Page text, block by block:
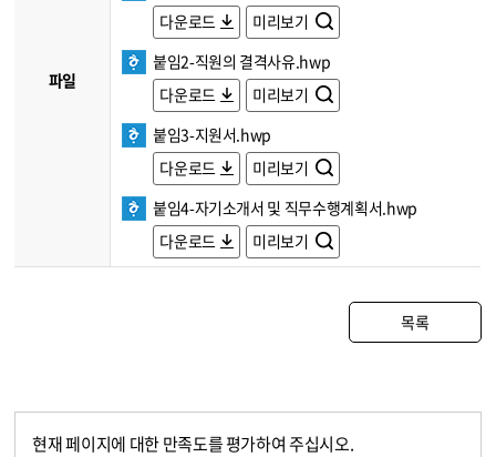
파일
다운로드
미리보기
붙임2-직원의 결격사유.hwp
다운로드
미리보기
붙임3-지원서.hwp
다운로드
미리보기
붙임4-자기소개서 및 직무수행계획서.hwp
다운로드
미리보기
목록
현재 페이지에 대한 만족도를 평가하여 주십시오.